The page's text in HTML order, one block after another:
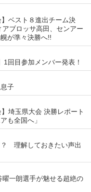
】ベスト８進出チーム決
ブロッサ高田、センアー
が準々決勝へ!!
1回目参加メンバー発表！
子
埼玉県大会 決勝レポート
も全国へ」
理解しておきたい声出
一朗選手が魅せる超絶の